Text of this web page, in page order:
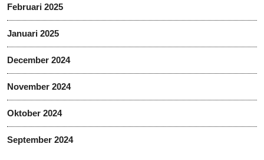
Februari 2025
Januari 2025
December 2024
November 2024
Oktober 2024
September 2024